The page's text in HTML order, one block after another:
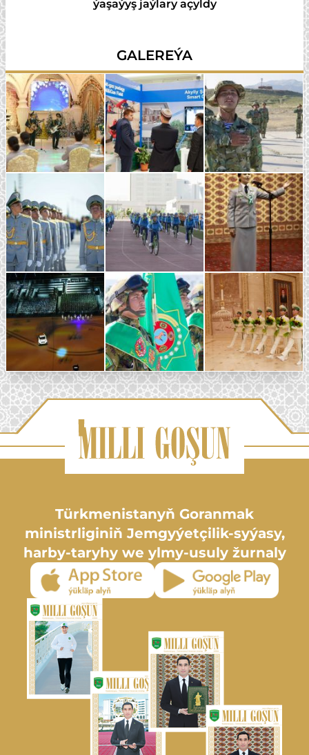
ýaşaýyş jaýlary açyldy
GALEREÝA
Türkmenistanyň Goranmak
ministrliginiň Jemgyýetçilik-syýasy,
harby-taryhy we ylmy-usuly žurnaly